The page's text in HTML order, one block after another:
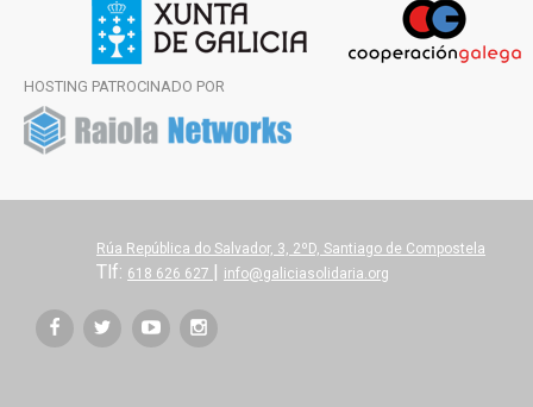
HOSTING PATROCINADO POR
Rúa República do Salvador, 3, 2ºD, Santiago de Compostela
Tlf: 618 626 627 | info@galiciasolidaria.org